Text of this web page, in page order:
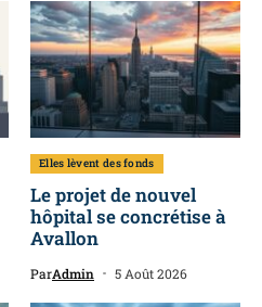
Elles lèvent des fonds
Le projet de nouvel
hôpital se concrétise à
Avallon
ParAdmin 5 Août 2026